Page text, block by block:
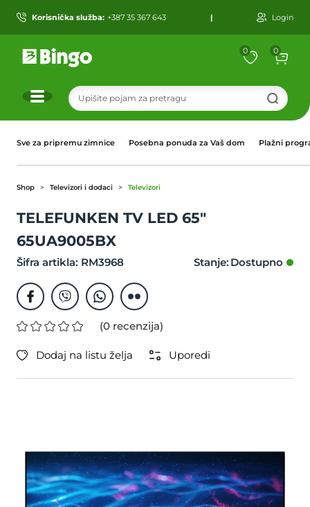
Korisnička služba: +387 35 367 643 | Login
0 0
Sve za pripremu zimnice Posebna ponuda za Vaš dom Plažni
Shop Televizori i dodaci Televizori
TELEFUNKEN TV LED 65"
65UA9005BX
Šifra artikla: RM3968 Stanje:
(0 recenzija)
Dodaj na listu želja Uporedi